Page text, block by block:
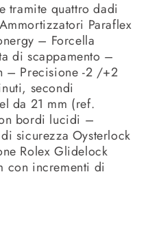
tramite quattro dadi
Paraflex
– Forcella
di scappamento –
– Precisione -2 /+2
secondi
da 21 mm (ref.
bordi lucidi –
sicurezza Oysterlock
Rolex Glidelock
con incrementi di